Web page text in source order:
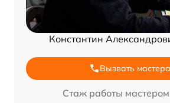
Константин
Вызвать мастера
Стаж работы